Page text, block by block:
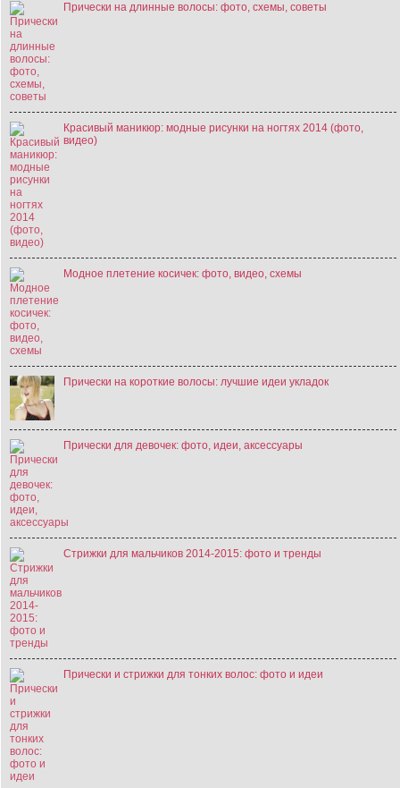
Прически на длинные волосы: фото, схемы, советы
Красивый маникюр: модные рисунки на ногтях 2014 (фото,
видео)
Модное плетение косичек: фото, видео, схемы
Прически на короткие волосы: лучшие идеи укладок
Прически для девочек: фото, идеи, аксессуары
Стрижки для мальчиков 2014-2015: фото и тренды
Прически и стрижки для тонких волос: фото и идеи